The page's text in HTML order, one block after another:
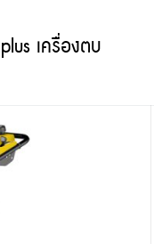
เครื่องตบ